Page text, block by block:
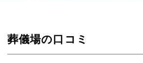
葬儀場の口コミ